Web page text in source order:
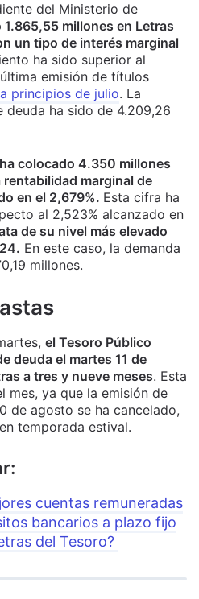
del Ministerio de
1.865,55 millones en Letras
un tipo de interés marginal
ha sido superior al
emisión de títulos
principios de julio. La
ha sido de 4.209,26
colocado 4.350 millones
rentabilidad marginal de
en el 2,679%. Esta cifra ha
al 2,523% alcanzado en
de su nivel más elevado
En este caso, la demanda
millones.
el Tesoro Público
deuda el martes 11 de
a tres y nueve meses. Esta
mes, ya que la emisión de
de agosto se ha cancelado,
temporada estival.
cuentas remuneradas
bancarios a plazo fijo
del Tesoro?